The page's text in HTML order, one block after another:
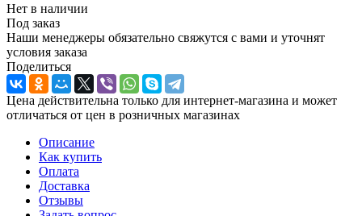
Нет в наличии
Под заказ
Наши менеджеры обязательно свяжутся с вами и уточнят
условия заказа
Поделиться
Цена действительна только для интернет-магазина и может
отличаться от цен в розничных магазинах
Описание
Как купить
Оплата
Доставка
Отзывы